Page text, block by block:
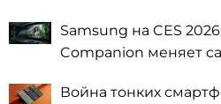
Samsung на CES
Companion меняет
Война тонких